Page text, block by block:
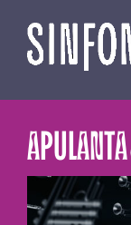
sisältöön